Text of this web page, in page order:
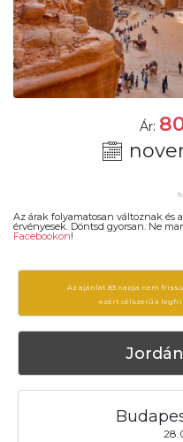
Ár:
Az árak folyamatosan változnak és
érvényesek. Döntsd gyorsan. Ne
Facebookon!
Az ajánlat 83 napja nem
ezért célszerű a